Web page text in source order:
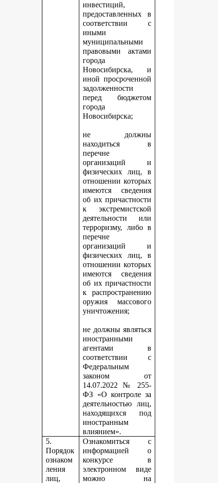
инвестиций,
предоставленных в
соответствии с
иными
муниципальными
правовыми актами
города
Новосибирска, и
иной просроченной
задолженности
перед бюджетом
города
Новосибирска;
не должны
находиться в
перечне
организаций и
физических лиц, в
отношении которых
имеются сведения
об их причастности
к экстремистской
деятельности или
терроризму, либо в
перечне
организаций и
физических лиц, в
отношении которых
имеются сведения
об их причастности
к распространению
оружия массового
уничтожения;
не должны являться
иностранными
агентами в
соответствии с
Федеральным
законом от
14.07.2022 № 255-
ФЗ «О контроле за
деятельностью лиц,
находящихся под
иностранным
влиянием».
5.
Порядок
ознаком
ления
лиц,
Ознакомиться с
информацией о
конкурсе в
электронном виде
можно на